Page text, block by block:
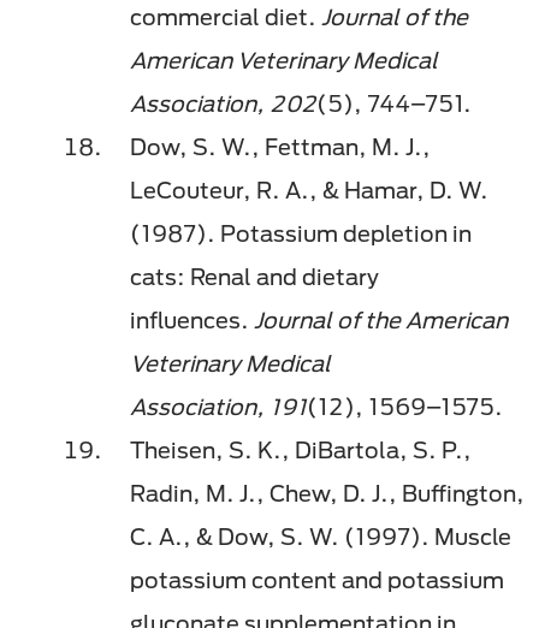
commercial diet. Journal of the
American Veterinary Medical
Association, 202(5), 744–751.
Dow, S. W., Fettman, M. J.,
LeCouteur, R. A., & Hamar, D. W.
(1987). Potassium depletion in
cats: Renal and dietary
influences. Journal of the American
Veterinary Medical
Association, 191(12), 1569–1575.
Theisen, S. K., DiBartola, S. P.,
Radin, M. J., Chew, D. J., Buffington,
C. A., & Dow, S. W. (1997). Muscle
potassium content and potassium